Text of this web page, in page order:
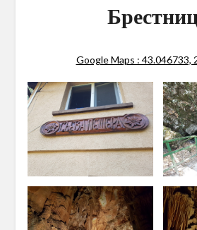
Google Maps : 43.046733,